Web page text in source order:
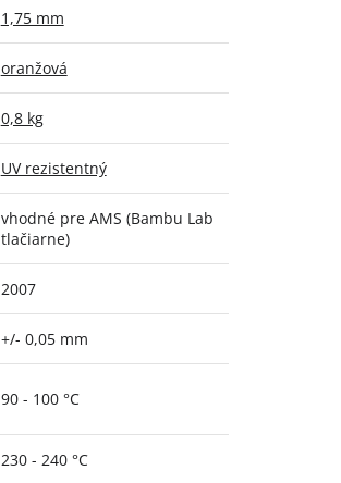
1,75 mm
oranžová
0,8 kg
UV rezistentný
vhodné pre AMS (Bambu Lab
tlačiarne)
2007
+/- 0,05 mm
90 - 100 °C
230 - 240 °C